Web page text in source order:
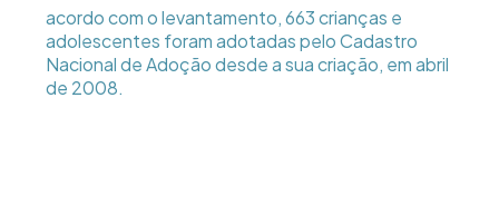
acordo com o levantamento, 663 crianças e
adolescentes foram adotadas pelo Cadastro
Nacional de Adoção desde a sua criação, em abril
de 2008.